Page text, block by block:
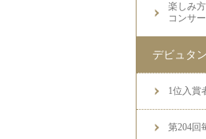
楽しみ方
コンサ
デビュタ
1位入賞
第204回